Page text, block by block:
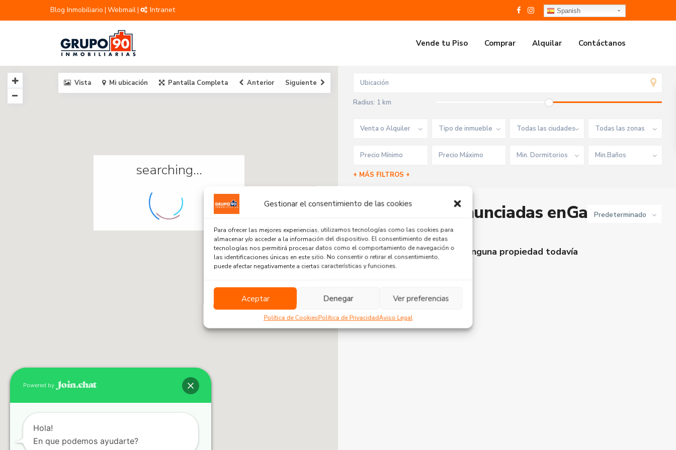
Gestionar el consentimiento de las cookies
Para ofrecer las mejores experiencias, utilizamos tecnologías como las cookies para
almacenar y/o acceder a la información del dispositivo. El consentimiento de estas
tecnologías nos permitirá procesar datos como el comportamiento de navegación o
las identificaciones únicas en este sitio. No consentir o retirar el consentimiento,
puede afectar negativamente a ciertas características y funciones.
Aceptar Denegar Ver preferencias
Política de CookiesPolítica de PrivacidadAviso Legal
Blog Inmobiliario | Webmail| Intranet Spanish
Vende tu Piso Comprar Alquilar Contáctanos
searching...
Vista Mi ubicación Pantalla Completa Anterior Siguiente
Radius: 1 km
Venta o Alquiler Tipo de inmueble Todas las ciudades Todas las zonas
Min. Dormitorios Min.Baños
+ MÁS FILTROS +
Predeterminado
Propiedades anunciadas enGandia
Usted no tiene publicada ninguna propiedad todavía
Powered by
Hola!
En que podemos ayudarte?